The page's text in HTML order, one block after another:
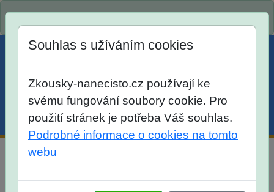
Menu Účet Košík
Souhlas s užíváním cookies
Zkousky-nanecisto.cz používají ke
svému fungování soubory cookie. Pro
použití stránek je potřeba Váš souhlas.
Podrobné informace o cookies na tomto
webu